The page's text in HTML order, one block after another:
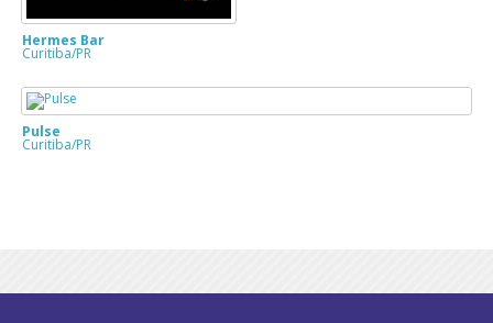
Hermes Bar
Curitiba/PR
Pulse
Curitiba/PR